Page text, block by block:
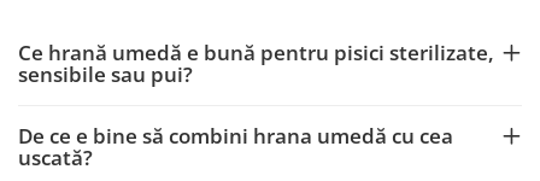
Ce hrană umedă e bună pentru pisici sterilizate,
sensibile sau pui?
De ce e bine să combini hrana umedă cu cea
uscată?